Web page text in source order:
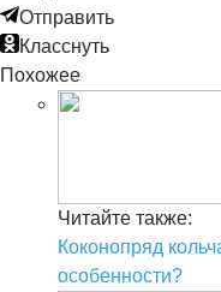
Отправить
Класснуть
Похожее
Читайте также:
Коконопряд
особенности?